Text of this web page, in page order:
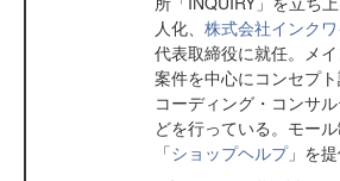
人化、 株式会社インク
代表取締役に就任。メ
案件を中心にコンセプ
コーディング・コンサ
どを行っている。モー
「ショップヘルプ」を提